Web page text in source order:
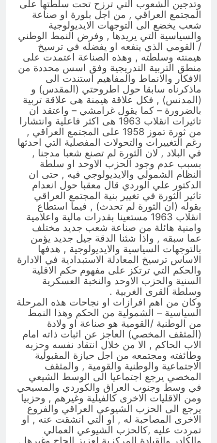
وتدجين الشعوب التي ترزح تحت سلطتها على
المجتمع العراقي , من اجل بلورة او صناعة
شعب يخضع الى التوجهات الايديولوجية
والسياسية التي يريدها , وفرض النمط الوطني
/ القومي الذي ينفعه او يفضله في ترسيخ
هيمنته وسلطته , وهذه الصناعة اعتمدت على
منطق التربية التدريجية وفق اسس محددة من
الافكار والانماط والمفاهيم استندت الى
ماذكرناه سابقا حول اطروحتي (المقدس) و
(المدنس) , فكل علاقة هيمنة هى علاقة تربية
بالضرورة – كما يقول غرامشي – واعتقد ان
تاثيرات انقلاب 1963 هى اكثر فاعلية وانتشارا
من ثورة تموز 1958 على المجتمع العراقي ,
رغم التغييرات والتحولات المفصلية التي احدثها
في البلاد , لان الثورة لم تصنع شعبا مدجنا ,
بسبب عدم وجود الحزب الاوحد او سلطة
النظام الشمولي والايديولوجي فيه , حتى ان
الدكتور علي الوردي قال معقبا حول انعدام
تاثير الثورة في تغيير بنية المجتمع العراقي
بقوله (ان الثورة لم تحدث) , فيما استطاع
انقلاب 1963 مستعينا بقدرات مالية واعلامية
وامنية هائلة من صناعة شعب جديد مختلف
عما سبقه , واذا شئنا الدقة جيل جديد يؤمن
بالتوجهات السياسية والايديولوجية , هدفها
الاساس ترسيخ المعادلة الاستبدادية في الادارة
والحكم التي ترتكز على مفهوم حكم الاقلية
السنية والحزب الاوحد والنخبة العسكرية
وسلطة القرى الغربية .
وكان من اهم افرازات او نجاحات هذه المرحلة
السياسية – الشمولية من الحكم وهذا النمط
من الوطنية /القومية هو صناعة او ولادة
(المثقف المخصي) العاجز عن اثبات ذاته امام
الاب الحاكم , الا من خلال انتقاد نفسه وحزبه
وطائفته ومجتمعه من اجل حيازة المقبولية
الاجتماعية والوطنية والقومية , والمثقف
المخصي يرجع اجتماعيا الى الوسط الشيعي
في وسط وجنوب العراق والكوردي والمسيحي
ومن الاقليات الاخرى كالفيلية وغيرهم , وحزبيا
يرجع الى الحزب الشيوعي العراقي والفروع
الاخرى المصاحبة له , او التي انشقت عنه , او
تمردت عليه ,كالحزب الشيوعي العمالي
والكادر والقيادة المركزية لعزيز الحاج وغيرها .